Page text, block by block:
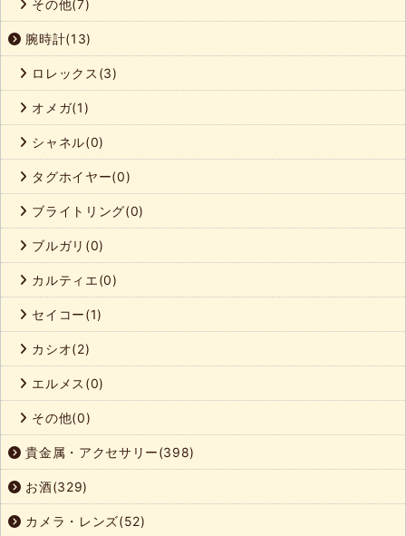
その他(7)
腕時計(13)
ロレックス(3)
オメガ(1)
シャネル(0)
タグホイヤー(0)
ブライトリング(0)
ブルガリ(0)
カルティエ(0)
セイコー(1)
カシオ(2)
エルメス(0)
その他(0)
貴金属・アクセサリー(398)
お酒(329)
カメラ・レンズ(52)